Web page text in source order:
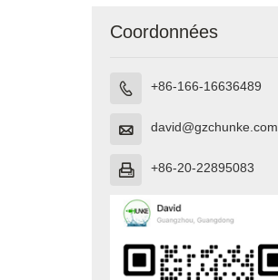
Coordonnées
 +86-166-16636489
 david@gzchunke.com
 +86-20-22895083